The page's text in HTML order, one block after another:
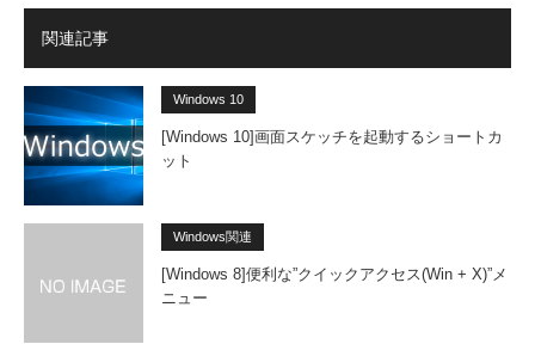
関連記事
Windows 10
[Windows 10]画面スケッチを起動するショートカ
ット
Windows関連
[Windows 8]便利な”クイックアクセス(Win + X)”メ
ニュー